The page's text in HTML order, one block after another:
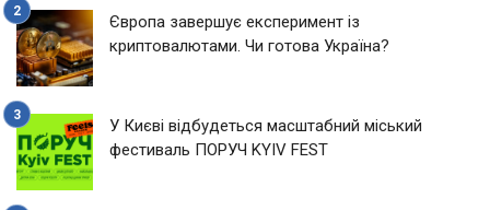
Європа завершує експеримент із
криптовалютами. Чи готова Україна?
У Києві відбудеться масштабний міський
фестиваль ПОРУЧ KYIV FEST